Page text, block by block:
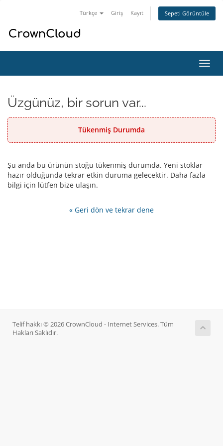
Türkçe Giriş Kayıt Sepeti Görüntüle
Üzgünüz, bir sorun var...
Tükenmiş Durumda
Şu anda bu ürünün stoğu tükenmiş durumda. Yeni stoklar
hazır olduğunda tekrar etkin duruma gelecektir. Daha fazla
bilgi için lütfen bize ulaşın.
« Geri dön ve tekrar dene
Telif hakkı © 2026 CrownCloud - Internet Services. Tüm
Hakları Saklıdır.